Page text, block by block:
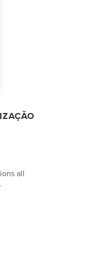
all